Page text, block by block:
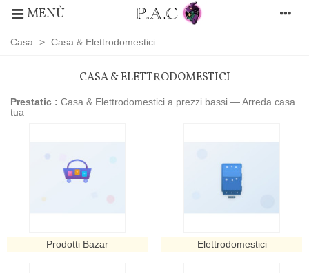
MENÙ
Casa > Casa & Elettrodomestici
CASA & ELETTRODOMESTICI
Prestatic : Casa & Elettrodomestici a prezzi bassi — Arreda casa
tua
Prodotti Bazar Elettrodomestici